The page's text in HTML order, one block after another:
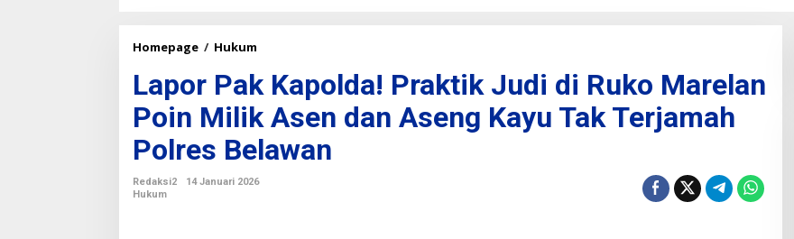
Homepage / Hukum
p
o
r
P
a
k
K
Lapor Pak Kapolda! Praktik Judi di Ruko Marelan
Poin Milik Asen dan Aseng Kayu Tak Terjamah
Polres Belawan
Redaksi2
14 Januari 2026
Hukum